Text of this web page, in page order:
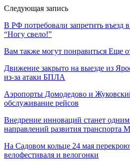
Следующая запись
В РФ потребовали запретить въезд
“Ногу свело!”
Вам также могут понравиться Еще
Движение закрыто на выезде из
из-за атаки БПЛА
Аэропорты Домодедово и
обслуживание рейсов
Внедрение инноваций станет
направлений развития транспорта
На Садовом кольце 24 мая
велофестиваля и велогонки